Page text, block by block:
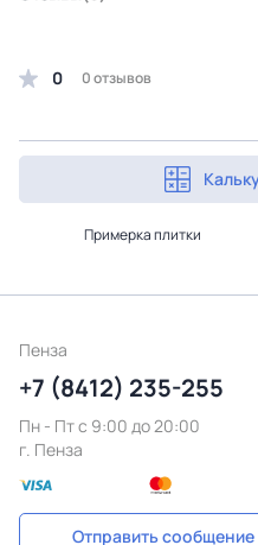
0 0 отзывов
Примерка плитки
Пенза
+7 (8412) 235-255
Пн - Пт c 9:00 до 20:00
г. Пенза
Отправить сообщение